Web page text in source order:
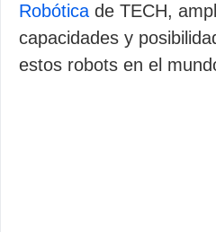
Robótica de TECH,
capacidades y
estos robots en el